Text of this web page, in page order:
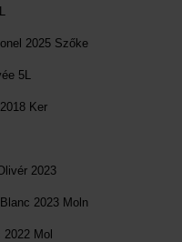
2025 Szőke
5L
Ker
2023
2023 Moln
2022 Mol